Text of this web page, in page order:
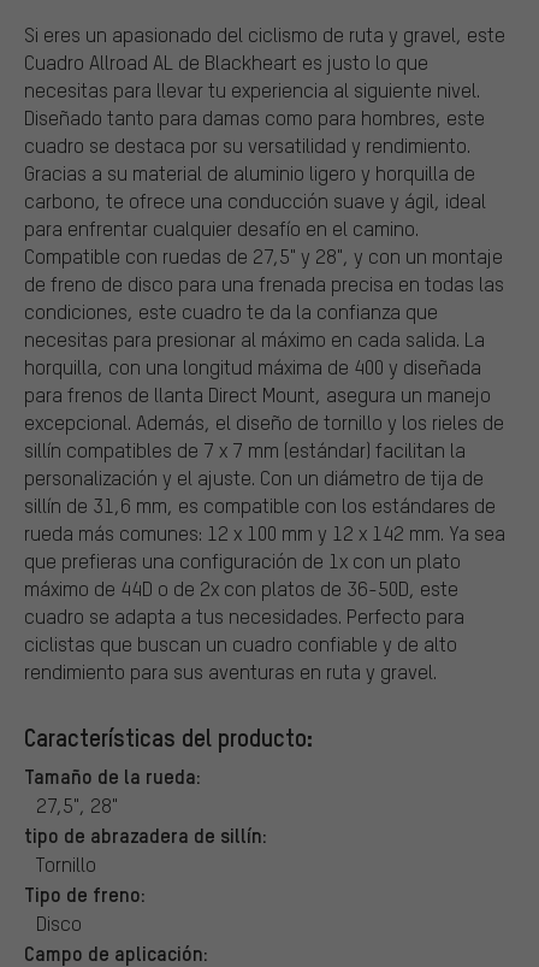
Si eres un apasionado del ciclismo de ruta y gravel, este
Cuadro Allroad AL de Blackheart es justo lo que
necesitas para llevar tu experiencia al siguiente nivel.
Diseñado tanto para damas como para hombres, este
cuadro se destaca por su versatilidad y rendimiento.
Gracias a su material de aluminio ligero y horquilla de
carbono, te ofrece una conducción suave y ágil, ideal
para enfrentar cualquier desafío en el camino.
Compatible con ruedas de 27,5" y 28", y con un montaje
de freno de disco para una frenada precisa en todas las
condiciones, este cuadro te da la confianza que
necesitas para presionar al máximo en cada salida. La
horquilla, con una longitud máxima de 400 y diseñada
para frenos de llanta Direct Mount, asegura un manejo
excepcional. Además, el diseño de tornillo y los rieles de
sillín compatibles de 7 x 7 mm (estándar) facilitan la
personalización y el ajuste. Con un diámetro de tija de
sillín de 31,6 mm, es compatible con los estándares de
rueda más comunes: 12 x 100 mm y 12 x 142 mm. Ya sea
que prefieras una configuración de 1x con un plato
máximo de 44D o de 2x con platos de 36-50D, este
cuadro se adapta a tus necesidades. Perfecto para
ciclistas que buscan un cuadro confiable y de alto
rendimiento para sus aventuras en ruta y gravel.
Características del producto:
Tamaño de la rueda:
27,5", 28"
tipo de abrazadera de sillín:
Tornillo
Tipo de freno:
Disco
Campo de aplicación: